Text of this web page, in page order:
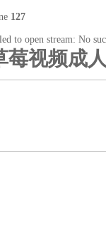
127
to open stream: No
视频成